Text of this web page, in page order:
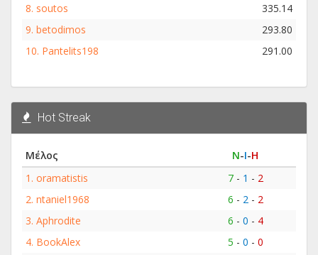
8. soutos
335.14
9. betodimos
293.80
10. Pantelits198 291.00
Hot Streak
Μέλος Ν-Ι-Η
1. oramatistis 7- 1 - 2
2. ntaniel1968 6 - 2 - 2
3. Aphrodite 6 - 0 - 4
4. BookAlex 5 - 0 - 0